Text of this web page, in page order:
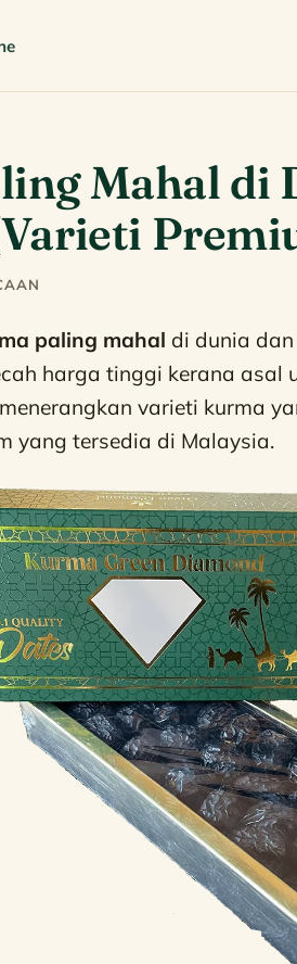
Mahal di
paling mahal di dunia
harga tinggi kerana asal
varieti kurma
yang tersedia di Malaysia.